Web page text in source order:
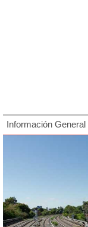
Información General